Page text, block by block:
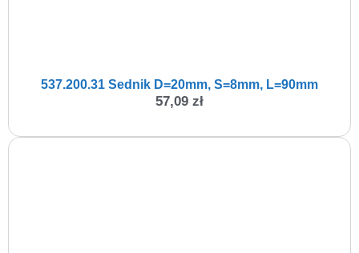
537.200.31 Sednik D=20mm, S=8mm, L=90mm
57,09 zł